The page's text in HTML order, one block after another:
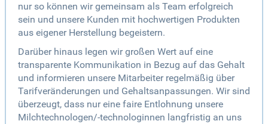
nur so können wir gemeinsam als Team erfolgreich
sein und unsere Kunden mit hochwertigen Produkten
aus eigener Herstellung begeistern.
Darüber hinaus legen wir großen Wert auf eine
transparente Kommunikation in Bezug auf das Gehalt
und informieren unsere Mitarbeiter regelmäßig über
Tarifveränderungen und Gehaltsanpassungen. Wir sind
überzeugt, dass nur eine faire Entlohnung unsere
Milchtechnologen/-technologinnen langfristig an uns